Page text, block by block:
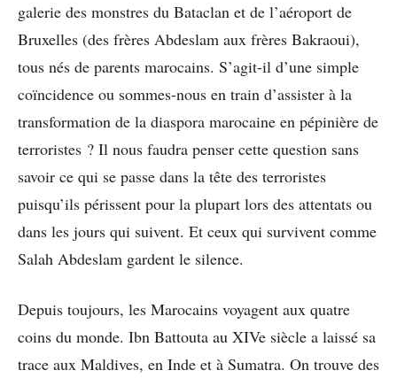
galerie des monstres du Bataclan et de l’aéroport de
Bruxelles (des frères Abdeslam aux frères Bakraoui),
tous nés de parents marocains. S’agit-il d’une simple
coïncidence ou sommes-nous en train d’assister à la
transformation de la diaspora marocaine en pépinière de
terroristes ? Il nous faudra penser cette question sans
savoir ce qui se passe dans la tête des terroristes
puisqu’ils périssent pour la plupart lors des attentats ou
dans les jours qui suivent. Et ceux qui survivent comme
Salah Abdeslam gardent le silence.
Depuis toujours, les Marocains voyagent aux quatre
coins du monde. Ibn Battouta au XIVe siècle a laissé sa
trace aux Maldives, en Inde et à Sumatra. On trouve des